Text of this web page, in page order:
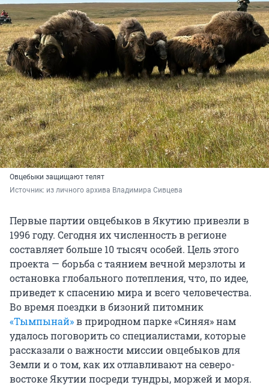
Овцебыки защищают телят
Источник: из личного архива Владимира Сивцева
Первые партии овцебыков в Якутию привезли в
1996 году. Сегодня их численность в регионе
составляет больше 10 тысяч особей. Цель этого
проекта — борьба с таянием вечной мерзлоты и
остановка глобального потепления, что, по идее,
приведет к спасению мира и всего человечества.
Во время поездки в бизоний питомник
«Тымпынай»в природном парке «Синяя» нам
удалось поговорить со специалистами, которые
рассказали о важности миссии овцебыков для
Земли и о том, как их отлавливают на северо-
востоке Якутии посреди тундры, моржей и моря.